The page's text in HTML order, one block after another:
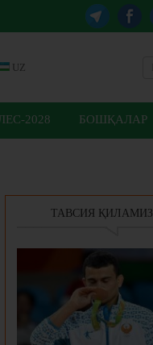
UZ
2028 БОШҚАЛАР
ТАВСИЯ ҚИЛАМИЗ